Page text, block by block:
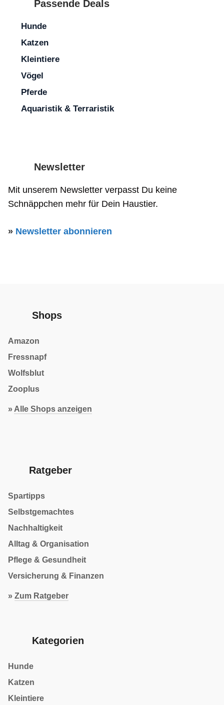
Mail-
Adresse
Website
Name, E-Mail-Adresse und Website in diesem Browser für
meinen nächsten Kommentar speichern.
Passende Deals
Hunde
Katzen
Kleintiere
Vögel
Pferde
Aquaristik & Terraristik
Newsletter
Mit unserem Newsletter verpasst Du keine
Schnäppchen mehr für Dein Haustier.
» Newsletter abonnieren
Shops
Amazon
Fressnapf
Wolfsblut
Zooplus
» Alle Shops anzeigen
Ratgeber
Spartipps
Selbstgemachtes
Nachhaltigkeit
Alltag & Organisation
Pflege & Gesundheit
Versicherung & Finanzen
» Zum Ratgeber
Kategorien
Hunde
Katzen
Kleintiere